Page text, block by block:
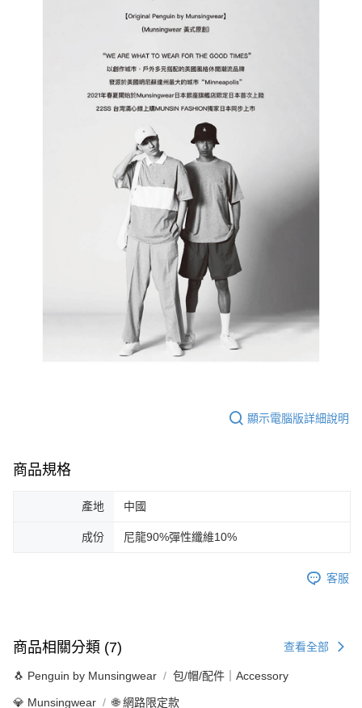
顯示電腦版詳細說明
商品規格
產地 中國
成份 尼龍90%彈性纖維10%
客服
商品相關分類 (7) 查看全部
🐧 Penguin by Munsingwear 包/帽/配件｜Accessory
💎 Munsingwear 🌐 網路限定款